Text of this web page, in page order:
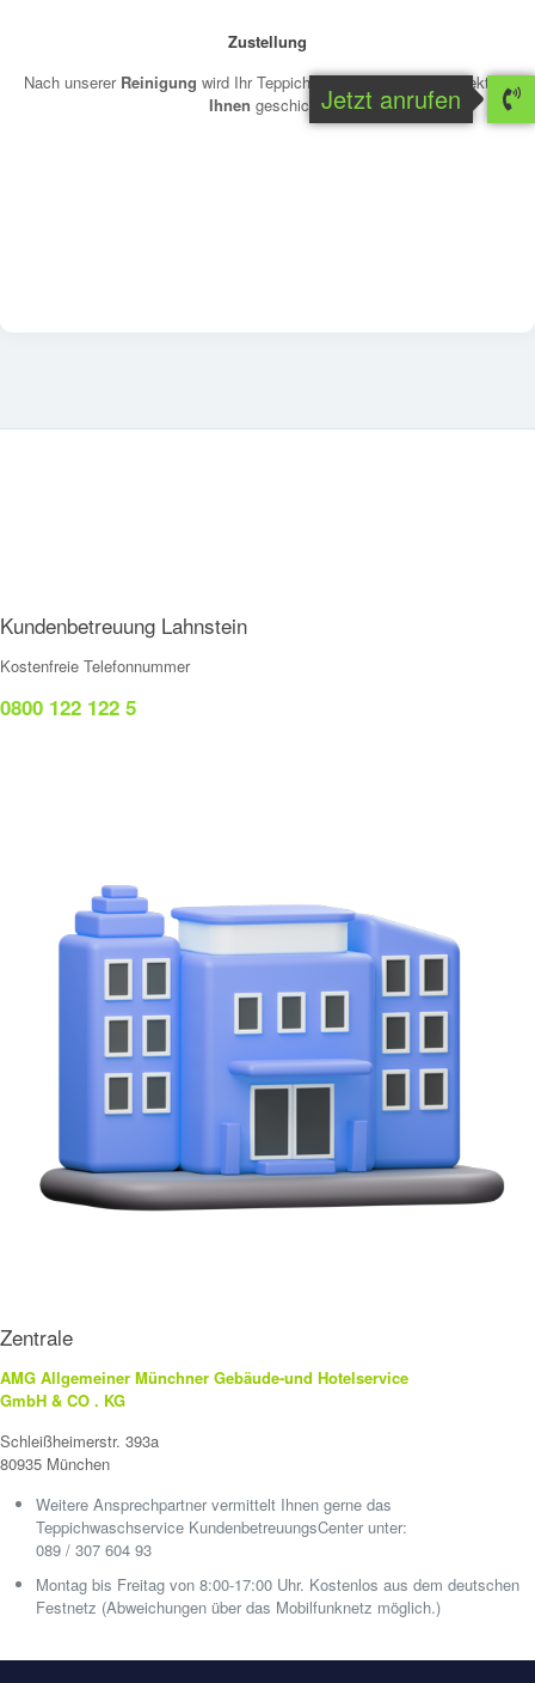
Zustellung
Nach unserer Reinigung wird Ihr Teppich wieder per Versand direkt zu
Ihnen geschickt.
Kundenbetreuung Lahnstein
Kostenfreie Telefonnummer
0800 122 122 5
Zentrale
AMG Allgemeiner Münchner Gebäude-und Hotelservice
GmbH & CO . KG
Schleißheimerstr. 393a
80935 München
Weitere Ansprechpartner vermittelt Ihnen gerne das
Teppichwaschservice KundenbetreuungsCenter unter:
089 / 307 604 93
Montag bis Freitag von 8:00-17:00 Uhr. Kostenlos aus dem deutschen
Festnetz (Abweichungen über das Mobilfunknetz möglich.)
Jetzt anrufen